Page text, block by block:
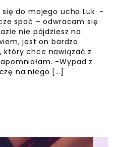
do mojego ucha Luk. -
spać – odwracam się
nie pójdziesz na
jest on bardzo
który chce nawiązać z
-Wypad z
na niego […]